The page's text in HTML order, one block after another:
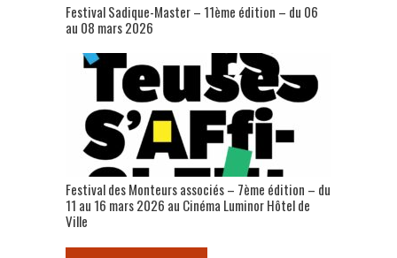
Festival Sadique-Master – 11ème édition – du 06
au 08 mars 2026
Festival des Monteurs associés – 7ème édition – du
11 au 16 mars 2026 au Cinéma Luminor Hôtel de
Ville